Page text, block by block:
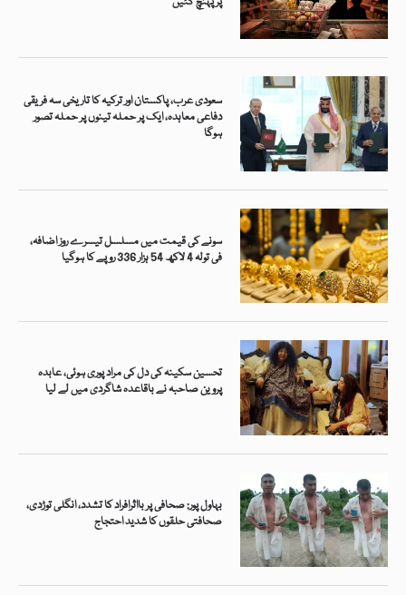
سعودی عرب، پاکستان اور ترکیہ کا تاریخی سہ فریقی
دفاعی معاہدہ، ایک پر حملہ تینوں پر حملہ تصور
ہوگا
سونے کی قیمت میں مسلسل تیسرے روز اضافہ،
فی تولہ 4 لاکھ 54 ہزار 336 روپے کا ہوگیا
تحسین سکینہ کی دل کی مراد پوری ہوئی، عابدہ
پروین صاحبہ نے باقاعدہ شاگردی میں لے لیا
بہاول پور: صحافی پر بااثرافراد کا تشدد، انگلی توڑدی،
صحافتی حلقوں کا شدید احتجاج